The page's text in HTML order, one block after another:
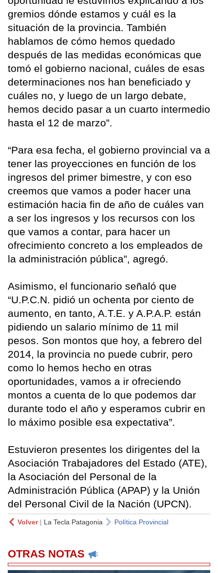
gremios dónde estamos y cuál es la
situación de la provincia. También
hablamos de cómo hemos quedado
después de las medidas económicas que
tomó el gobierno nacional, cuáles de esas
determinaciones nos han beneficiado y
cuáles no, y luego de un largo debate,
hemos decido pasar a un cuarto intermedio
hasta el 12 de marzo”.
“Para esa fecha, el gobierno provincial va a
tener las proyecciones en función de los
ingresos del primer bimestre, y con eso
creemos que vamos a poder hacer una
estimación hacia fin de año de cuáles van
a ser los ingresos y los recursos con los
que vamos a contar, para hacer un
ofrecimiento concreto a los empleados de
la administración pública”, agregó.
Asimismo, el funcionario señaló que
“U.P.C.N. pidió un ochenta por ciento de
aumento, en tanto, A.T.E. y A.P.A.P. están
pidiendo un salario mínimo de 11 mil
pesos. Son montos que hoy, a febrero del
2014, la provincia no puede cubrir, pero
como lo hemos hecho en otras
oportunidades, vamos a ir ofreciendo
montos a cuenta de lo que podemos dar
durante todo el año y esperamos cubrir en
lo máximo posible esa expectativa”.
Estuvieron presentes los dirigentes del la
Asociación Trabajadores del Estado (ATE),
la Asociación del Personal de la
Administración Pública (APAP) y la Unión
del Personal Civil de la Nación (UPCN).
Volver| La Tecla Patagonia Política Provincial
OTRAS NOTAS